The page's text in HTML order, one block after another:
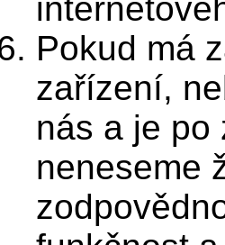
Pokud má
zařízení,
nás a je po
neneseme